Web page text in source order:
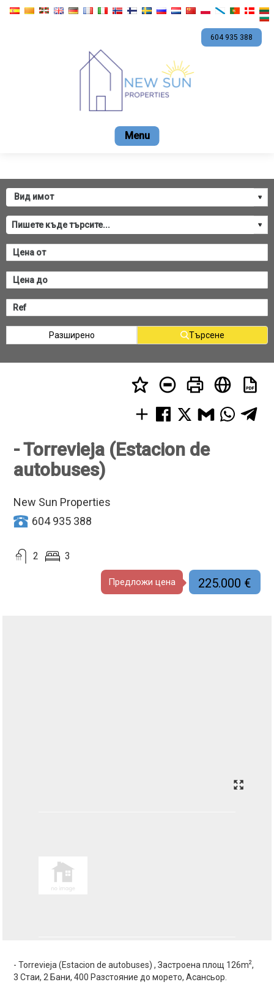
604 935 388
Продажба Наем
Разширено Търсене
- Torrevieja (Estacion de
autobuses)
New Sun Properties
604 935 388
2 3
Предложи цена 225.000 €
- Torrevieja (Estacion de autobuses) , Застроена площ 126m2,
3 Стаи, 2 Бани, 400 Разстояние до морето, Асансьор.